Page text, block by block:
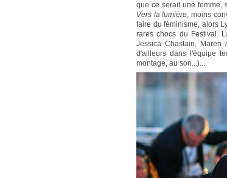
que ce serait une femme,
Vers la lumière, moins
faire du féminisme, alors
rares chocs du Festival.
Jessica Chastain,
d'ailleurs dans l'équipe
montage, au son...)...